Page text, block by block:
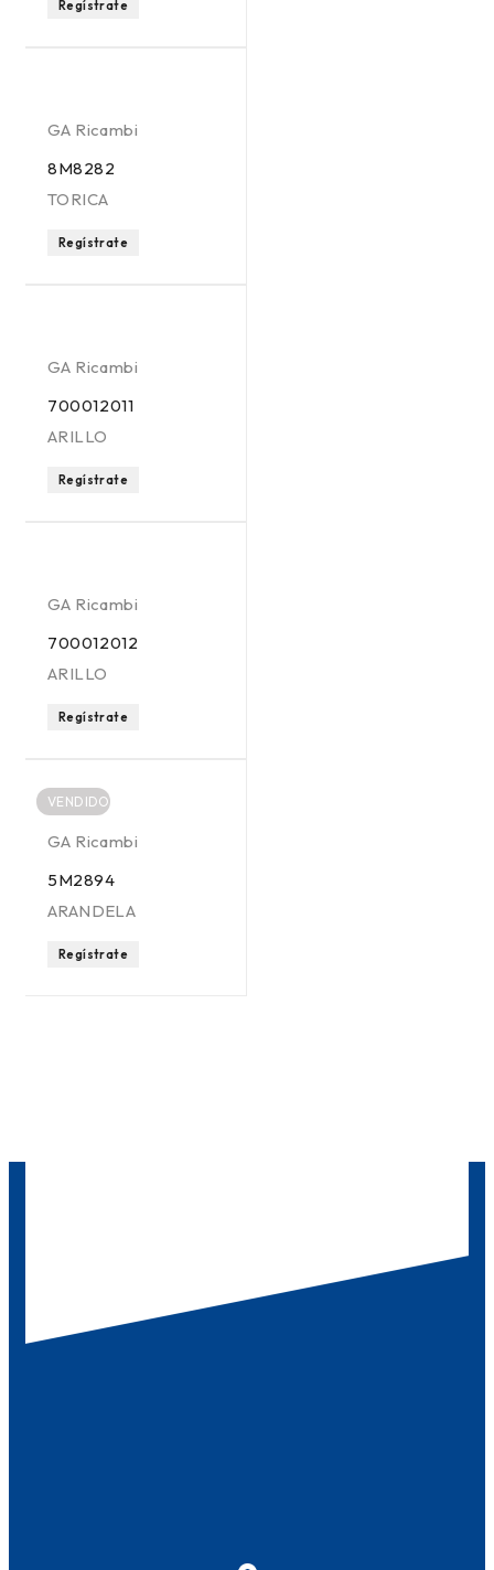
Regístrate
GA Ricambi
8M8282
TORICA
Regístrate
GA Ricambi
700012011
ARILLO
Regístrate
GA Ricambi
700012012
ARILLO
Regístrate
VENDIDO
GA Ricambi
5M2894
ARANDELA
Regístrate